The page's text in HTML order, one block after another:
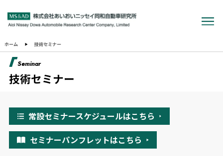
ホーム 技術セミナー
Seminar
技術セミナー
常設セミナースケジュールはこちら
セミナーパンフレットはこちら